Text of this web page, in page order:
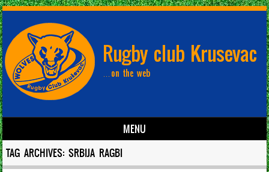
MENU
Skip to content
TAG ARCHIVES:SRBIJA RAGBI